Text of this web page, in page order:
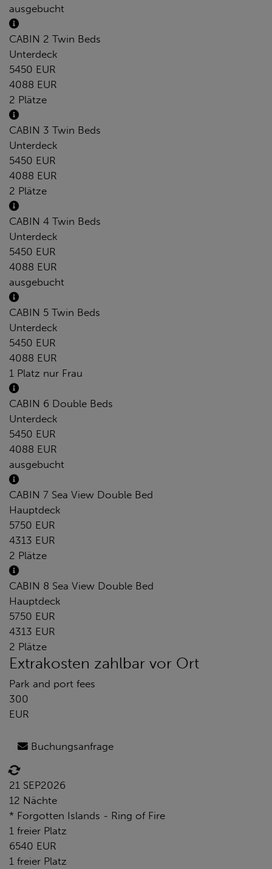
ausgebucht
CABIN 2 Twin Beds
Unterdeck
5450 EUR
4088 EUR
2 Plätze
CABIN 3 Twin Beds
Unterdeck
5450 EUR
4088 EUR
2 Plätze
CABIN 4 Twin Beds
Unterdeck
5450 EUR
4088 EUR
ausgebucht
CABIN 5 Twin Beds
Unterdeck
5450 EUR
4088 EUR
1 Platz nur Frau
CABIN 6 Double Beds
Unterdeck
5450 EUR
4088 EUR
ausgebucht
CABIN 7 Sea View Double Bed
Hauptdeck
5750 EUR
4313 EUR
2 Plätze
CABIN 8 Sea View Double Bed
Hauptdeck
5750 EUR
4313 EUR
2 Plätze
Extrakosten zahlbar vor Ort
Park and port fees
300
EUR
Buchungsanfrage
21 SEP2026
12 Nächte
* Forgotten Islands - Ring of Fire
1 freier Platz
6540 EUR
1 freier Platz